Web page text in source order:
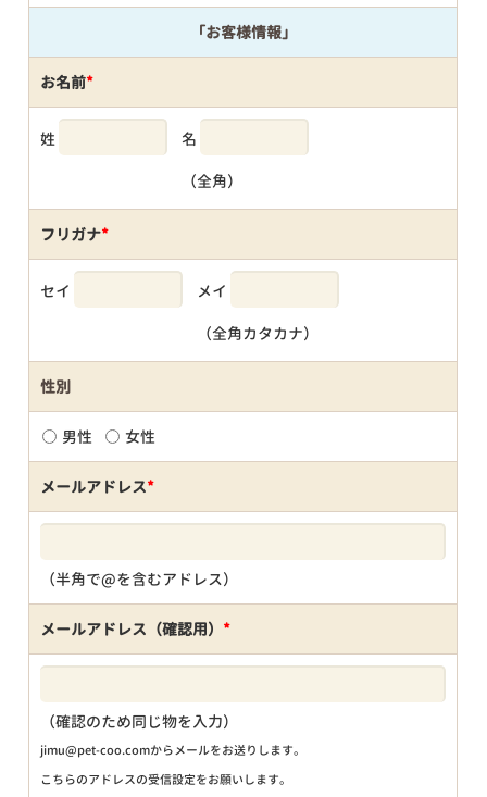
「お客様情報」
お名前*
姓 名
（全角）
フリガナ*
セイ メイ
（全角カタカナ）
性別
男性 女性
メールアドレス*
（半角で@を含むアドレス）
メールアドレス（確認用） *
（確認のため同じ物を入力）
jimu@pet-coo.comからメールをお送りします。
こちらのアドレスの受信設定をお願いします。